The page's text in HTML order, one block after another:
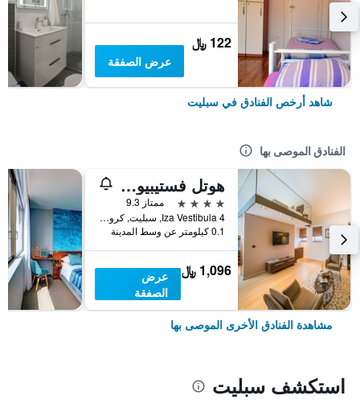
122 ﷼
عرض الصفقة
شاهد أرخص الفنادق في سبليت
الفنادق الموصى بها
هوتل فستيبيول بالاس
4 نجوم
ممتاز 9.3
Iza Vestibula 4, سبليت, كرواتيا
0.1 كيلومتر عن وسط المدينة
1,096 ﷼
عرض
الصفقة
مشاهدة الفنادق الأخرى الموصى بها
استكشف سبليت